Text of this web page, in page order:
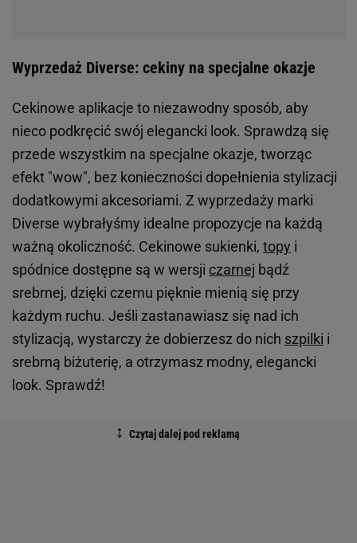
Wyprzedaż Diverse: cekiny na specjalne okazje
Cekinowe aplikacje to niezawodny sposób, aby
nieco podkręcić swój elegancki look. Sprawdzą się
przede wszystkim na specjalne okazje, tworząc
efekt "wow", bez konieczności dopełnienia stylizacji
dodatkowymi akcesoriami. Z wyprzedaży marki
Diverse wybrałyśmy idealne propozycje na każdą
ważną okoliczność. Cekinowe sukienki, topy i
spódnice dostępne są w wersji czarnej bądź
srebrnej, dzięki czemu pięknie mienią się przy
każdym ruchu. Jeśli zastanawiasz się nad ich
stylizacją, wystarczy że dobierzesz do nich szpilki i
srebrną biżuterię, a otrzymasz modny, elegancki
look. Sprawdź!